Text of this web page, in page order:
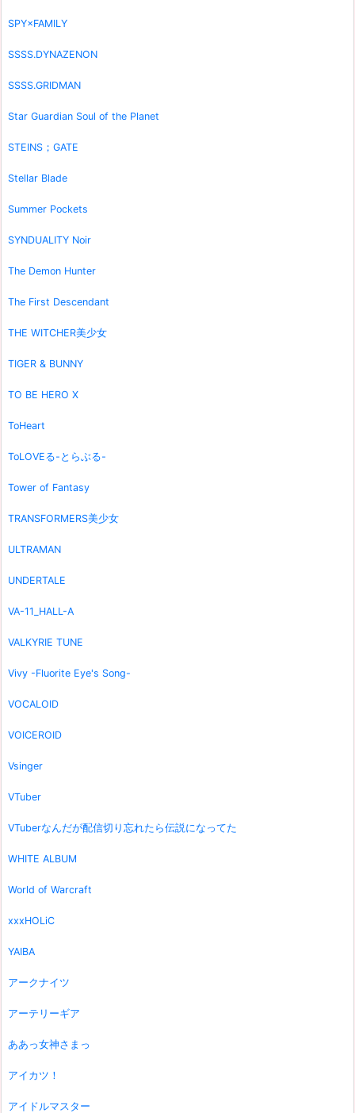
SPY×FAMILY
SSSS.DYNAZENON
SSSS.GRIDMAN
Star Guardian Soul of the Planet
STEINS；GATE
Stellar Blade
Summer Pockets
SYNDUALITY Noir
The Demon Hunter
The First Descendant
THE WITCHER美少女
TIGER & BUNNY
TO BE HERO X
ToHeart
ToLOVEる-とらぶる-
Tower of Fantasy
TRANSFORMERS美少女
ULTRAMAN
UNDERTALE
VA-11_HALL-A
VALKYRIE TUNE
Vivy -Fluorite Eye's Song-
VOCALOID
VOICEROID
Vsinger
VTuber
VTuberなんだが配信切り忘れたら伝説になってた
WHITE ALBUM
World of Warcraft
xxxHOLiC
YAIBA
アークナイツ
アーテリーギア
ああっ女神さまっ
アイカツ！
アイドルマスター